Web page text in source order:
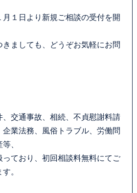
１日より新規ご相談の受付を開
ましても、どうぞお気軽にお問
交通事故、相続、不貞慰謝料請
業法務、風俗トラブル、労働問
、
ており、初回相談料無料にてご
。